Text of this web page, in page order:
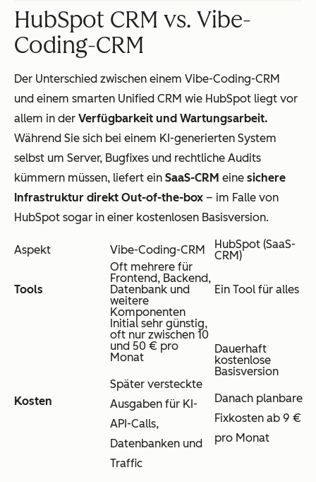
HubSpot CRM vs. Vibe-
Coding-CRM
Der Unterschied zwischen einem Vibe-Coding-CRM
und einem smarten Unified CRM wie HubSpot liegt vor
allem in der Verfügbarkeit und Wartungsarbeit.
Während Sie sich bei einem KI-generierten System
selbst um Server, Bugfixes und rechtliche Audits
kümmern müssen, liefert ein SaaS-CRM eine sichere
Infrastruktur direkt Out-of-the-box – im Falle von
HubSpot sogar in einer kostenlosen Basisversion.
Aspekt Vibe-Coding-CRM
HubSpot (SaaS-
CRM)
Tools
Oft mehrere für
Frontend, Backend,
Datenbank und
weitere
Komponenten
Ein Tool für alles
Kosten
Initial sehr günstig,
oft nur zwischen 10
und 50 € pro
Monat
Später versteckte
Ausgaben für KI-
API-Calls,
Datenbanken und
Traffic
Dauerhaft
kostenlose
Basisversion
Danach planbare
Fixkosten ab 9 €
pro Monat